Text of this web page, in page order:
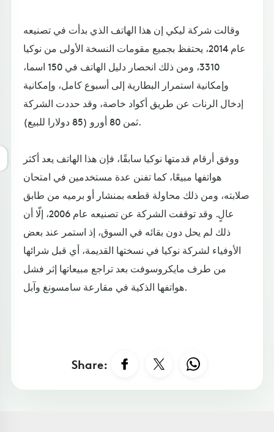
وقالت شركة ليكي إن هذا الهاتف الذي بدأت في تصنيعه
عام 2014، يحتفظ بجميع مقومات النسخة الأولى من نوكيا
3310، ومن ذلك انحصار دليل الهاتف في 150 اسما،
وإمكانية استمرار البطارية إلى أسبوع كامل، وإمكانية
إدخال الرنات عن طريق أكواد خاصة، وقد حددت الشركة
ثمن 80 أورو (85 دولارا للبيع).
ووفق أرقام قدمتها نوكيا سابقًا، فإن هذا الهاتف يعد أكثر
هواتفها مبيعًا، كما تفنن عدة مستخدمين في امتحان
صلابته، ومن ذلك محاولة قطعه بمنشار أو برميه من طابق
عالٍ. وقد توقفت الشركة عن تصنيعه عام 2006، إلّا أن
ذلك لم يحل دون بقائه في السوق، إذ استمر عند بعض
الأوفياء لشركة نوكيا في نسختها القديمة، أي قبل شرائها
من طرف مايكروسوفت بعد تراجع مبيعاتها إثر فشل
هواتفها الذكية في مقارعة سامسونغ وآبل.
Share: